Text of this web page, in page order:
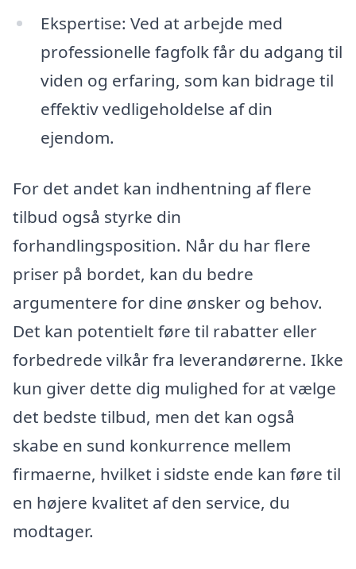
Ekspertise: Ved at arbejde med
professionelle fagfolk får du adgang til
viden og erfaring, som kan bidrage til
effektiv vedligeholdelse af din
ejendom.
For det andet kan indhentning af flere
tilbud også styrke din
forhandlingsposition. Når du har flere
priser på bordet, kan du bedre
argumentere for dine ønsker og behov.
Det kan potentielt føre til rabatter eller
forbedrede vilkår fra leverandørerne. Ikke
kun giver dette dig mulighed for at vælge
det bedste tilbud, men det kan også
skabe en sund konkurrence mellem
firmaerne, hvilket i sidste ende kan føre til
en højere kvalitet af den service, du
modtager.